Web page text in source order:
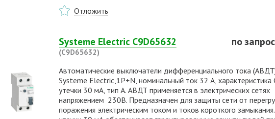
Отложить
Systeme Electric C9D65632
(C9D65632)
по
Автоматические выключатели дифференциального тока
Systeme Electric,1P+N, номинальный ток 32 А, характеристика
утечки 30 мА, тип А. АВДТ применяется в электрических сетях
напряжением 230В. Предназначен для защиты сети от
поражения электрическим током и токов короткого